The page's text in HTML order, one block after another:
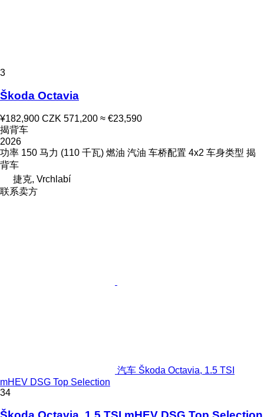
3
Škoda Octavia
¥182,900 CZK 571,200 ≈ €23,590
揭背车
2026
功率 150 马力 (110 千瓦) 燃油 汽油 车桥配置 4x2 车身类型 揭
背车
捷克, Vrchlabí
联系卖方
汽车 Škoda Octavia, 1.5 TSI
mHEV DSG Top Selection
34